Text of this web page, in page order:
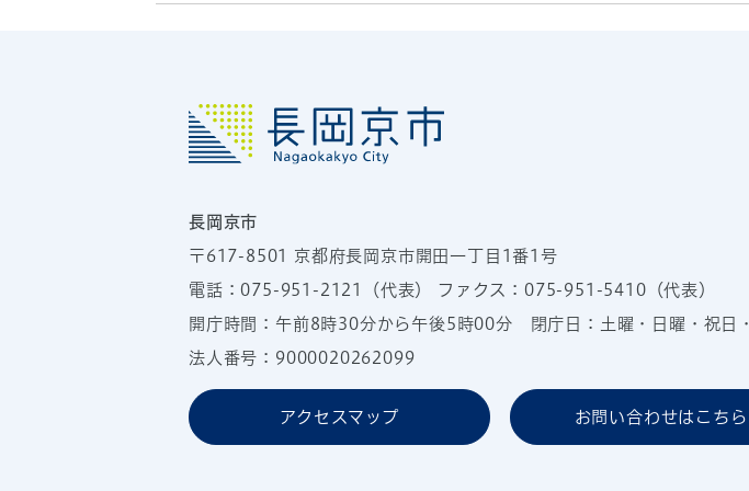
長岡京市
〒617-8501 京都府長岡京市開田一丁目1番1号
電話：075-951-2121 （代表） ファクス：075-951-5410（代表）
開庁時間：午前8時30分から午後5時00分 閉庁日：土曜・日曜・祝日
法人番号：9000020262099
アクセスマップ お問い合わせはこちら